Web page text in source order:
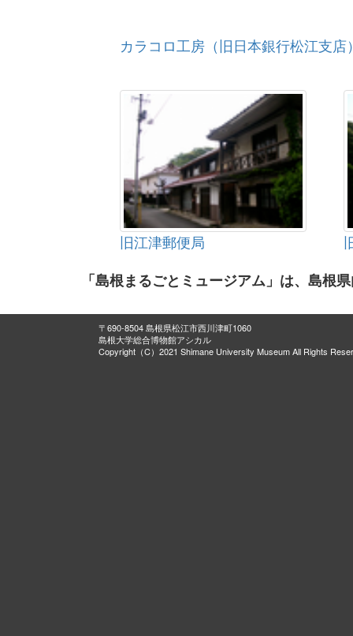
カラコロ工房（旧日本銀行松江支店
旧江津郵便局
「島根まるごとミュージアム」は、島根
〒690-8504 島根県松江市西川津町1060
島根大学総合博物館アシカル
Copyright（C）2021 Shimane University Museum All Rights